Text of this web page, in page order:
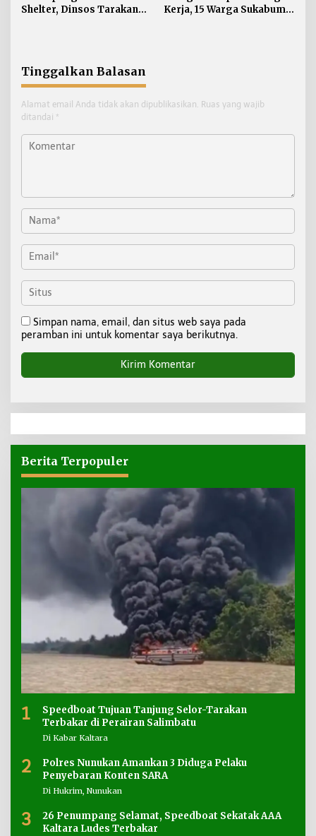
Shelter, Dinsos Tarakan
Kerja, 15 Warga Sukabumi
Tinggalkan Balasan
Alamat email Anda tidak akan dipublikasikan. Ruas yang wajib
ditandai *
Simpan nama, email, dan situs web saya pada
peramban ini untuk komentar saya berikutnya.
Berita Terpopuler
1
Speedboat Tujuan Tanjung Selor-Tarakan
Terbakar di Perairan Salimbatu
Di Kabar Kaltara
2
Polres Nunukan Amankan 3 Diduga Pelaku
Penyebaran Konten SARA
Di Hukrim, Nunukan
3
26 Penumpang Selamat, Speedboat Sekatak AAA
Kaltara Ludes Terbakar